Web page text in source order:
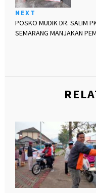
NEXT
POSKO MUDIK DR. SALIM
SEMARANG MANJAKAN